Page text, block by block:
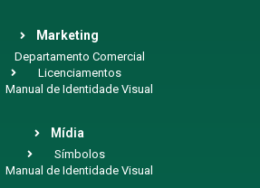
Marketing
Departamento Comercial
Licenciamentos
Manual de Identidade Visual
Mídia
Símbolos
Manual de Identidade Visual